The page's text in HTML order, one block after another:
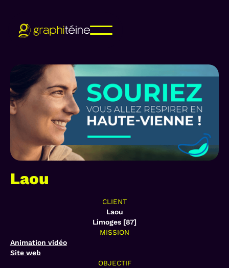
Laou
CLIENT
Laou
Limoges [87]
MISSION
Animation vidéo
Site web
OBJECTIF